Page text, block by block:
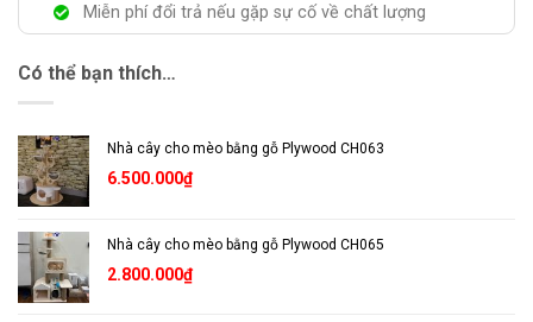
Miễn phí đổi trả nếu gặp sự cố về chất lượng
Có thể bạn thích…
Nhà cây cho mèo bằng gỗ Plywood CH063
6.500.000₫
Nhà cây cho mèo bằng gỗ Plywood CH065
2.800.000₫